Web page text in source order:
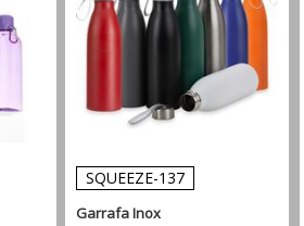
SQUEEZE-137
Garrafa Inox